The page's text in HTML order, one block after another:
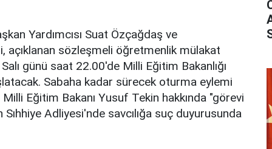
Yardımcısı Suat Özçağdaş ve
açıklanan sözleşmeli öğretmenlik mülakat
günü saat 22.00'de Milli Eğitim Bakanlığı
Sabaha kadar sürecek oturma eylemi
Eğitim Bakanı Yusuf Tekin hakkında "görevi
Adliyesi'nde savcılığa suç duyurusunda